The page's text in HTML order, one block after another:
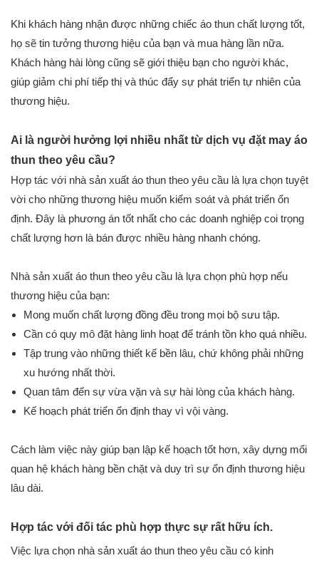
Khi khách hàng nhận được những chiếc áo thun chất lượng tốt,
họ sẽ tin tưởng thương hiệu của bạn và mua hàng lần nữa.
Khách hàng hài lòng cũng sẽ giới thiệu bạn cho người khác,
giúp giảm chi phí tiếp thị và thúc đẩy sự phát triển tự nhiên của
thương hiệu.
Ai là người hưởng lợi nhiều nhất từ ​​dịch vụ đặt may áo
thun theo yêu cầu?
Hợp tác với nhà sản xuất áo thun theo yêu cầu là lựa chọn tuyệt
vời cho những thương hiệu muốn kiểm soát và phát triển ổn
định. Đây là phương án tốt nhất cho các doanh nghiệp coi trọng
chất lượng hơn là bán được nhiều hàng nhanh chóng.
Nhà sản xuất áo thun theo yêu cầu là lựa chọn phù hợp nếu
thương hiệu của bạn:
Mong muốn chất lượng đồng đều trong mọi bộ sưu tập.
Cần có quy mô đặt hàng linh hoạt để tránh tồn kho quá nhiều.
Tập trung vào những thiết kế bền lâu, chứ không phải những
xu hướng nhất thời.
Quan tâm đến sự vừa vặn và sự hài lòng của khách hàng.
Kế hoạch phát triển ổn định thay vì vội vàng.
Cách làm việc này giúp bạn lập kế hoạch tốt hơn, xây dựng mối
quan hệ khách hàng bền chặt và duy trì sự ổn định thương hiệu
lâu dài.
Hợp tác với đối tác phù hợp thực sự rất hữu ích.
Việc lựa chọn nhà sản xuất áo thun theo yêu cầu có kinh